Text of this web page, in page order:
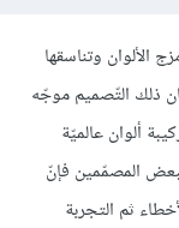
وتناسقها
ذلك التّصميم موجّه
ألوان عالميّة
المصمّمين فإنّ
ثم التجربة